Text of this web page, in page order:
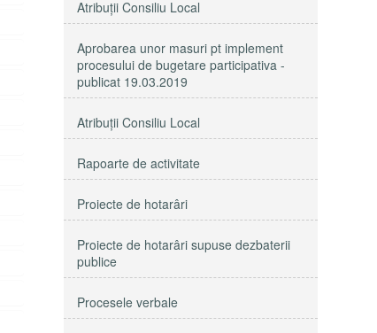
Atribuţii Consiliu Local
Aprobarea unor masuri pt implement
procesului de bugetare participativa -
publicat 19.03.2019
Atribuții Consiliu Local
Rapoarte de activitate
Proiecte de hotarâri
Proiecte de hotarâri supuse dezbaterii
publice
Procesele verbale